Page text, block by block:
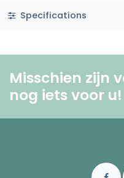
Specifications
Misschien zijn
nog iets voor u! ​